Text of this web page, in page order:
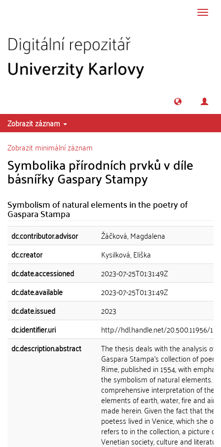
Zobrazit záznam
Zobrazit minimální záznam
Symbolika přírodních prvků v díle
básnířky Gaspary Stampy
Symbolism of natural elements in the poetry of
Gaspara Stampa
dc.contributor.advisor
Žáčková, Magdalena
dc.creator
Kysilková, Eliška
dc.date.accessioned
2023-07-25T01:31:49Z
dc.date.available
2023-07-25T01:31:49Z
dc.date.issued
2023
dc.identifier.uri
http://hdl.handle.net/20.500.11956/
dc.description.abstract
The thesis deals with the analysis of
Gaspara Stampa's collection of
Rime, published in 1554, with
the symbolism of natural elements. A
comprehensive interpretation of the
elements of earth, water, fire and air
made herein. Given the fact that the
poetess lived in Venice, which she
refers to in the collection, a picture of
Venetian society, culture and